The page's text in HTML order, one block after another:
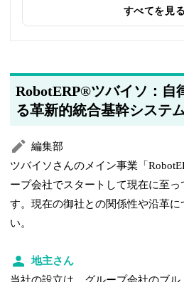
2025年6月5日
2025年5月21日
著者情報の変更を行いました
すべてを見る
RobotERP®ツバイソ：自
る革新的統合基幹システ
編集部
ツバイソさんのメイン事業「
ープ会社でスタートして現在に至っ
す。現在の御社との関係性や沿革に
い。
地主さん